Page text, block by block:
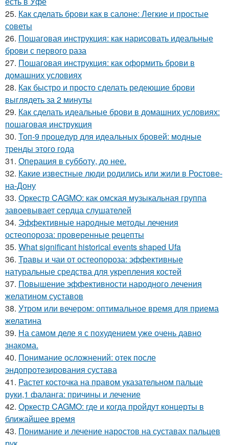
25. Как сделать брови как в салоне: Легкие и простые
советы
26. Пошаговая инструкция: как нарисовать идеальные
брови с первого раза
27. Пошаговая инструкция: как оформить брови в
домашних условиях
28. Как быстро и просто сделать редеющие брови
выглядеть за 2 минуты
29. Как сделать идеальные брови в домашних условиях:
пошаговая инструкция
30. Топ-9 процедур для идеальных бровей: модные
тренды этого года
31. Операция в субботу, до нее.
32. Какие известные люди родились или жили в Ростове-
на-Дону
33. Оркестр CAGMO: как омская музыкальная группа
завоевывает сердца слушателей
34. Эффективные народные методы лечения
остеопороза: проверенные рецепты
35. What significant historical events shaped Ufa
36. Травы и чаи от остеопороза: эффективные
натуральные средства для укрепления костей
37. Повышение эффективности народного лечения
желатином суставов
38. Утром или вечером: оптимальное время для приема
желатина
39. На самом деле я с похудением уже очень давно
знакома.
40. Понимание осложнений: отек после
эндопротезирования сустава
41. Растет косточка на правом указательном пальце
руки,1 фаланга: причины и лечение
42. Оркестр CAGMO: где и когда пройдут концерты в
ближайшее время
43. Понимание и лечение наростов на суставах пальцев